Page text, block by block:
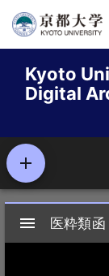
Skip
contentKyoto
Digital